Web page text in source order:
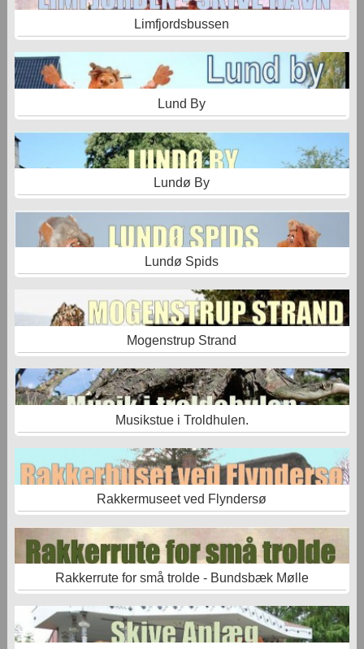
Limfjordsbussen
Lund By
Lundø By
Lundø Spids
Mogenstrup Strand
Musikstue i Troldhulen.
Rakkermuseet ved Flyndersø
Rakkerrute for små trolde - Bundsbæk Mølle